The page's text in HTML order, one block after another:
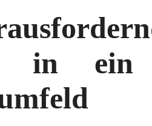
in ein